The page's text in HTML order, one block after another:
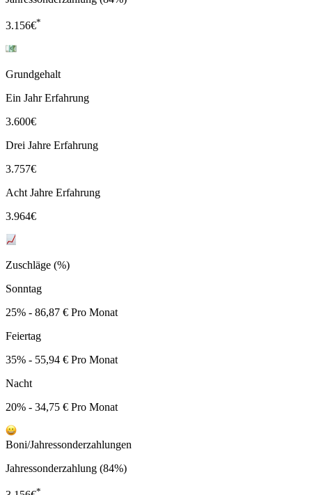
3.156€*
Grundgehalt
Ein Jahr Erfahrung
3.600€
Drei Jahre Erfahrung
3.757€
Acht Jahre Erfahrung
3.964€
Zuschläge (%)
Sonntag
25% - 86,87 € Pro Monat
Feiertag
35% - 55,94 € Pro Monat
Nacht
20% - 34,75 € Pro Monat
Boni/Jahressonderzahlungen
Jahressonderzahlung (84%)
*